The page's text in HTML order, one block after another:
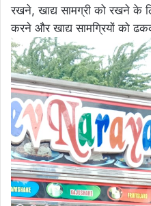
रखने, खाद्य सामग्री को रखने के
करने और खाद्य सामग्रियों को